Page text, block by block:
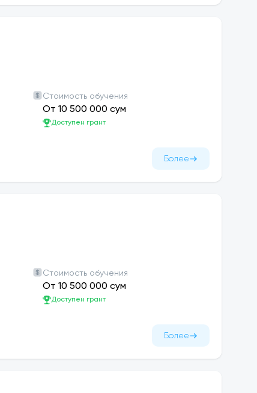
Стоимость обучения
От 10 500 000 сум
Доступен грант
Более
Стоимость обучения
От 10 500 000 сум
Доступен грант
Более